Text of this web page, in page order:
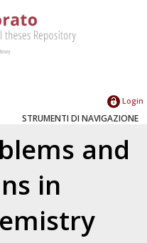
Login
STRUMENTI DI NAVIGAZIONE
and
in